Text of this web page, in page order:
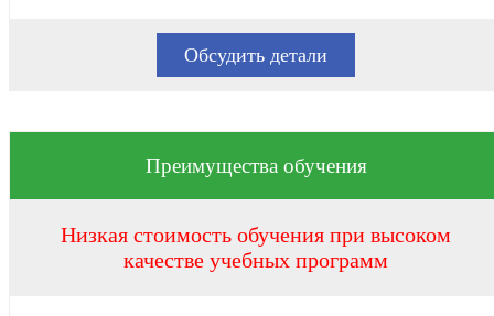
Обсудить детали
Преимущества обучения
Низкая стоимость обучения при высоком
качестве учебных программ